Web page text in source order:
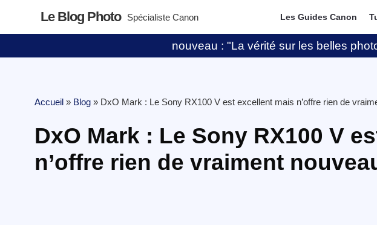
Le Blog Photo Spécialiste Canon Les Guides Canon
nouveau : "La vérité sur les belles
Accueil » Blog » DxO Mark : Le Sony RX100 V est excellent mais n’offre rien de
DxO Mark : Le Sony RX100 V
n’offre rien de vraiment